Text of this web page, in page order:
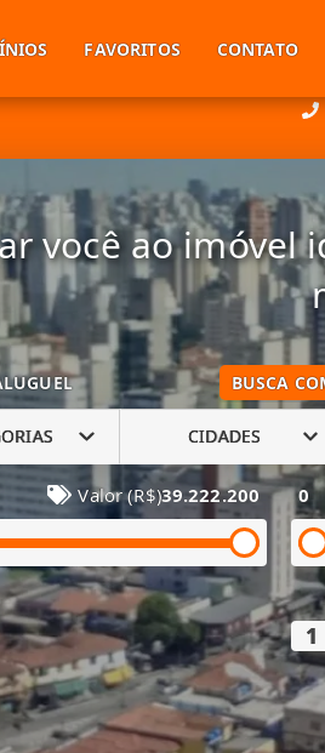
FAVORITOS CONTATO
você ao imóvel
BUSCA
CIDADES
Valor (R$)39.222.200 0
1